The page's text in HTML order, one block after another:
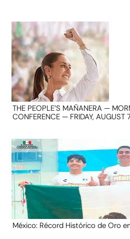
THE PEOPLE’S MAÑANERA —
CONFERENCE — FRIDAY, AUGUST
México: Récord Histórico de Oro